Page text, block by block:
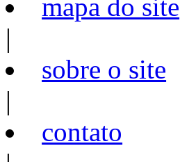
mapa do site
|
sobre o site
|
contato